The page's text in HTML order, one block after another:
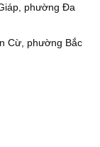
phường Đa
phường Bắc